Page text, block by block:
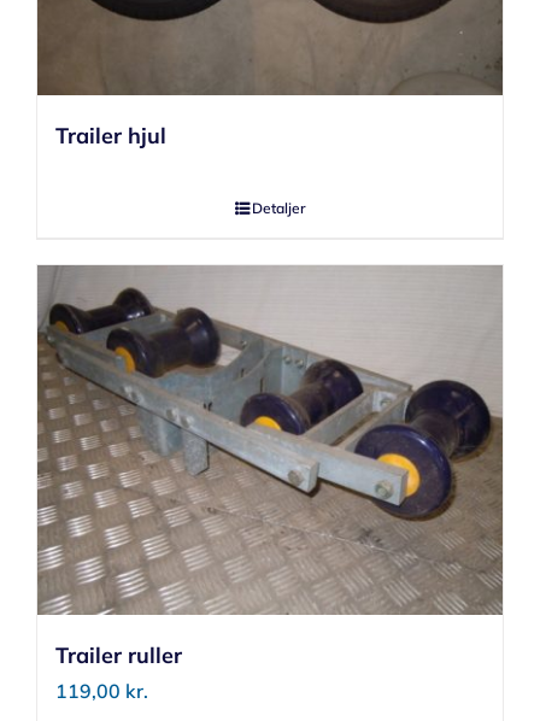
Trailer hjul
Detaljer
Trailer ruller
119,00 kr.